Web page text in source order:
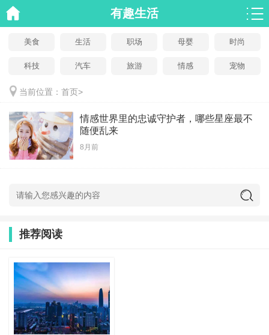
有趣生活
美食 生活 职场 母婴 时尚
科技 汽车 旅游 情感 宠物
当前位置： 首页>
情感世界里的忠诚守护者，哪些星座最不
随便乱来
8月前
推荐阅读